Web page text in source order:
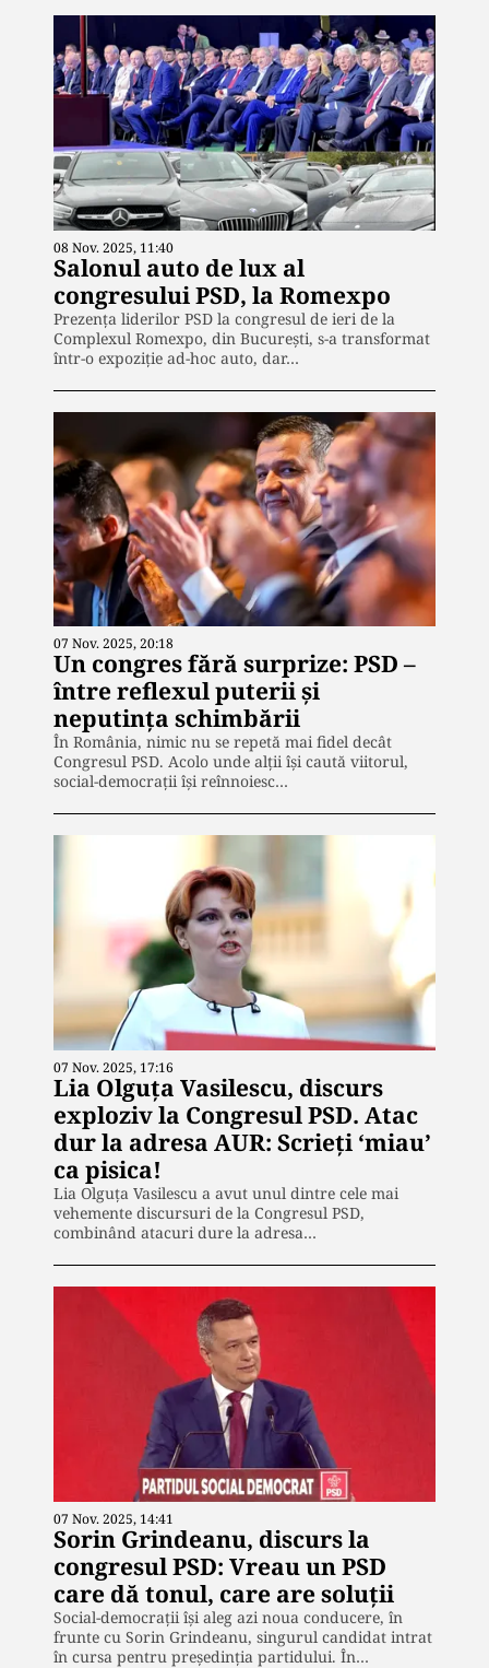
08 Nov. 2025, 11:40
Salonul auto de lux al
congresului PSD, la Romexpo
Prezența liderilor PSD la congresul de ieri de la
Complexul Romexpo, din București, s-a transformat
într-o expoziție ad-hoc auto, dar…
07 Nov. 2025, 20:18
Un congres fără surprize: PSD –
între reflexul puterii și
neputința schimbării
În România, nimic nu se repetă mai fidel decât
Congresul PSD. Acolo unde alții își caută viitorul,
social-democrații își reînnoiesc…
07 Nov. 2025, 17:16
Lia Olguța Vasilescu, discurs
exploziv la Congresul PSD. Atac
dur la adresa AUR: Scrieți ‘miau’
ca pisica!
Lia Olguța Vasilescu a avut unul dintre cele mai
vehemente discursuri de la Congresul PSD,
combinând atacuri dure la adresa…
07 Nov. 2025, 14:41
Sorin Grindeanu, discurs la
congresul PSD: Vreau un PSD
care dă tonul, care are soluții
Social-democrații își aleg azi noua conducere, în
frunte cu Sorin Grindeanu, singurul candidat intrat
în cursa pentru președinția partidului. În…